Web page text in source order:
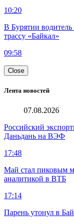
10:20
В Бурятии водитель
трассу «Байкал»
09:58
Close
Лента новостей
07.08.2026
Российский
Даньдань на ВЭФ
17:48
Май стал пиковым
аналитикой в ВТБ
17:14
Парень утонул в